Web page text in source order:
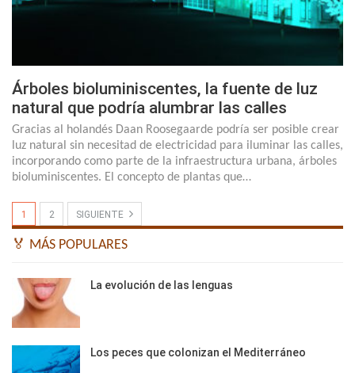
Árboles bioluminiscentes, la fuente de luz
natural que podría alumbrar las calles
Gracias al holandés Daan Roosegaarde podría ser posible crear
luz natural sin necesitad de electricidad para iluminar las calles,
incorporando como parte de la infraestructura urbana, árboles
bioluminiscentes. El concepto de plantas que…
1 2 SIGUIENTE
🏅 MÁS POPULARES
La evolución de las lenguas
Los peces que colonizan el Mediterráneo